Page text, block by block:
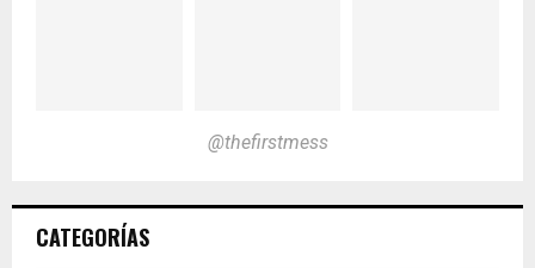
@thefirstmess
CATEGORÍAS